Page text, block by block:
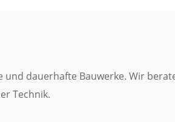
dauerhafte Bauwerke. Wir
Technik.